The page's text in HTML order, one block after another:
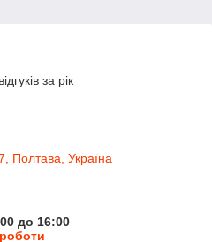
за рік
Полтава, Україна
до 16:00